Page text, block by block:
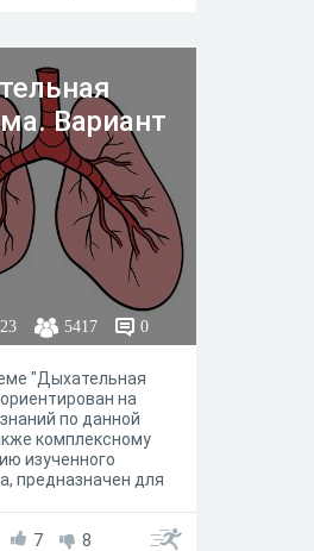
Вариант
5417 0
"Дыхательная
на
по данной
комплексному
изученного
предназначен для
к сдаче ОГЭ или
7 8